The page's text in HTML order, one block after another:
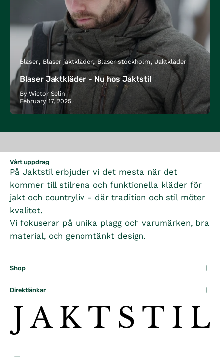
Blaser Blaser jaktkläder Blaser stockholm Jaktkläder
Blaser Jaktkläder - Nu hos Jaktstil
By Wictor Selin
February 17, 2025
Vårt uppdrag
På Jaktstil erbjuder vi det mesta när det
kommer till stilrena och funktionella kläder för
jakt och countryliv - där tradition och stil möter
kvalitet.
Vi fokuserar på unika plagg och varumärken, bra
material, och genomtänkt design.
Shop
Direktlänkar